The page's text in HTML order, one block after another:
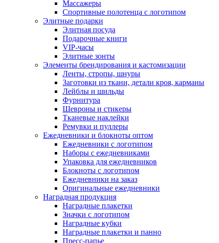
Массажеры
Спортивные полотенца с логотипом
Элитные подарки
Элитная посуда
Подарочные книги
VIP-часы
Элитные зонты
Элементы брендирования и кастомизации
Ленты, стропы, шнуры
Заготовки из ткани, детали кроя, карманы
Лейблы и шильды
Фурнитура
Шевроны и стикеры
Тканевые наклейки
Ремувки и пуллеры
Ежедневники и блокноты оптом
Ежедневники с логотипом
Наборы с ежедневниками
Упаковка для ежедневников
Блокноты с логотипом
Ежедневники на заказ
Оригинальные ежедневники
Наградная продукция
Наградные плакетки
Значки с логотипом
Наградные кубки
Наградные плакетки и панно
Пресс-папье